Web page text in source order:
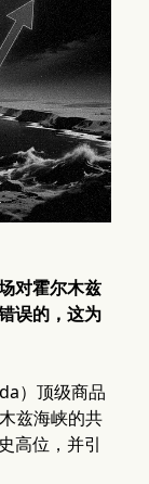
对霍尔木兹
误的，这为
）顶级商品
兹海峡的共
高位，并引